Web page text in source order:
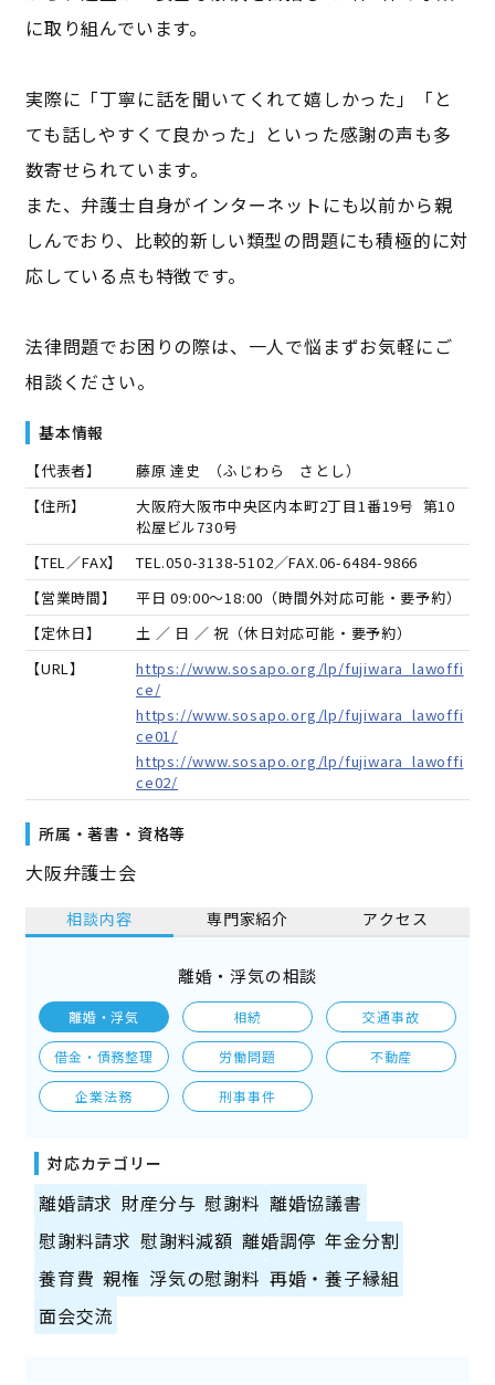
に取り組んでいます。
実際に「丁寧に話を聞いてくれて嬉しかった」「と
ても話しやすくて良かった」といった感謝の声も多
数寄せられています。
また、弁護士自身がインターネットにも以前から親
しんでおり、比較的新しい類型の問題にも積極的に対
応している点も特徴です。
法律問題でお困りの際は、一人で悩まずお気軽にご
相談ください。
基本情報
【代表者】 藤原 達史 （ふじわら さとし）
【住所】
大阪府大阪市中央区内本町2丁目1番19号 第10
松屋ビル730号
【TEL／FAX】
TEL.050-3138-5102／FAX.06-6484-9866
【営業時間】
平日 09:00～18:00（時間外対応可能・要予約）
【定休日】
土 ／ 日 ／ 祝（休日対応可能・要予約）
【URL】
https://www.sosapo.org/lp/fujiwara_lawoffi
ce/
https://www.sosapo.org/lp/fujiwara_lawoffi
ce01/
https://www.sosapo.org/lp/fujiwara_lawoffi
ce02/
所属・著書・資格等
大阪弁護士会
相談内容 専門家紹介 アクセス
離婚・浮気の相談
離婚・浮気 相続 交通事故
借金・債務整理 労働問題 不動産
企業法務 刑事事件
対応カテゴリー
離婚請求 財産分与 慰謝料 離婚協議書
慰謝料請求 慰謝料減額 離婚調停 年金分割
養育費 親権 浮気の慰謝料 再婚・養子縁組
面会交流